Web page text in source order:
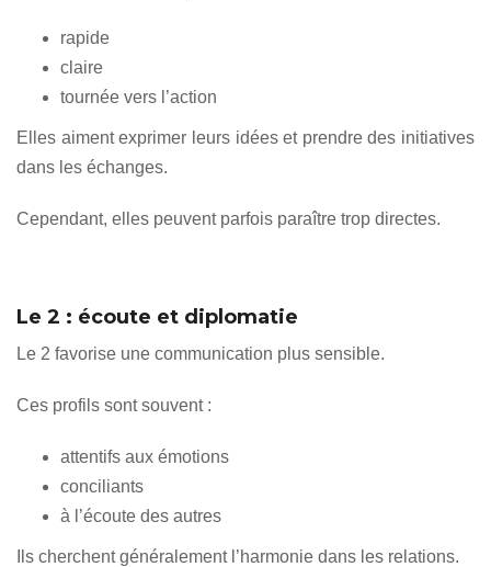
rapide
claire
tournée vers l’action
Elles aiment exprimer leurs idées et prendre des initiatives
dans les échanges.
Cependant, elles peuvent parfois paraître trop directes.
Le 2 : écoute et diplomatie
Le 2 favorise une communication plus sensible.
Ces profils sont souvent :
attentifs aux émotions
conciliants
à l’écoute des autres
Ils cherchent généralement l’harmonie dans les relations.